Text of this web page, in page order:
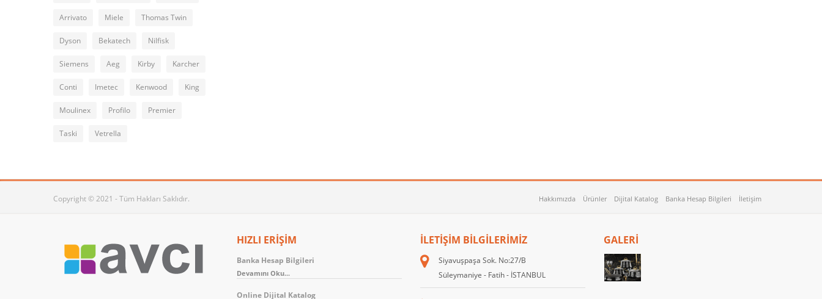
Arrivato Miele Thomas Twin
Dyson Bekatech Nilfisk
Siemens Aeg Kirby Karcher
Conti Imetec Kenwood King
Moulinex Profilo Premier
Taski Vetrella
Copyright © 2021 - Tüm Hakları Saklıdır. Hakkımızda Ürünler Dijital Katalog Banka Hesap Bilgileri İletişim
HIZLI ERİŞİM
Banka Hesap Bilgileri
Devamını Oku...
Online Dijital Katalog
İLETIŞIM BILGILERIMIZ
Siyavuşpaşa Sok. No:27/B
Süleymaniye - Fatih - İSTANBUL
GALERİ